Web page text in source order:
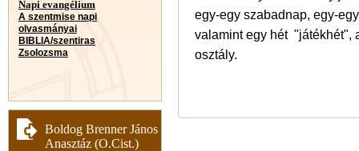
Napi evangélium
A szentmise napi
olvasmányai
BIBLIA/szentiras
Zsolozsma
Boldog Brenner János
Anasztáz (O.Cist.)
egy-egy szabadnap, egy-
valamint egy hét "játékhét",
osztály.